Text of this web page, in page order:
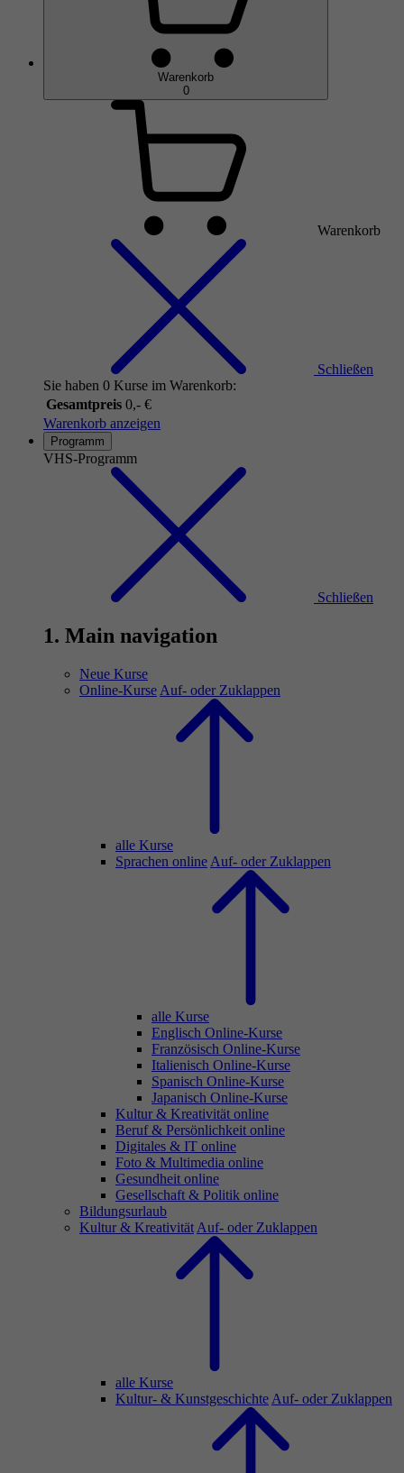
Warenkorb
0
Warenkorb
Schließen
Sie haben 0 Kurse im Warenkorb:
Gesamtpreis 0,- €
Warenkorb anzeigen
Programm
VHS-Programm
Schließen
1. Main navigation
Neue Kurse
Online-Kurse Auf- oder Zuklappen
alle Kurse
Sprachen online Auf- oder Zuklappen
alle Kurse
Englisch Online-Kurse
Französisch Online-Kurse
Italienisch Online-Kurse
Spanisch Online-Kurse
Japanisch Online-Kurse
Kultur & Kreativität online
Beruf & Persönlichkeit online
Digitales & IT online
Foto & Multimedia online
Gesundheit online
Gesellschaft & Politik online
Bildungsurlaub
Kultur & Kreativität Auf- oder Zuklappen
alle Kurse
Kultur- & Kunstgeschichte Auf- oder Zuklappen